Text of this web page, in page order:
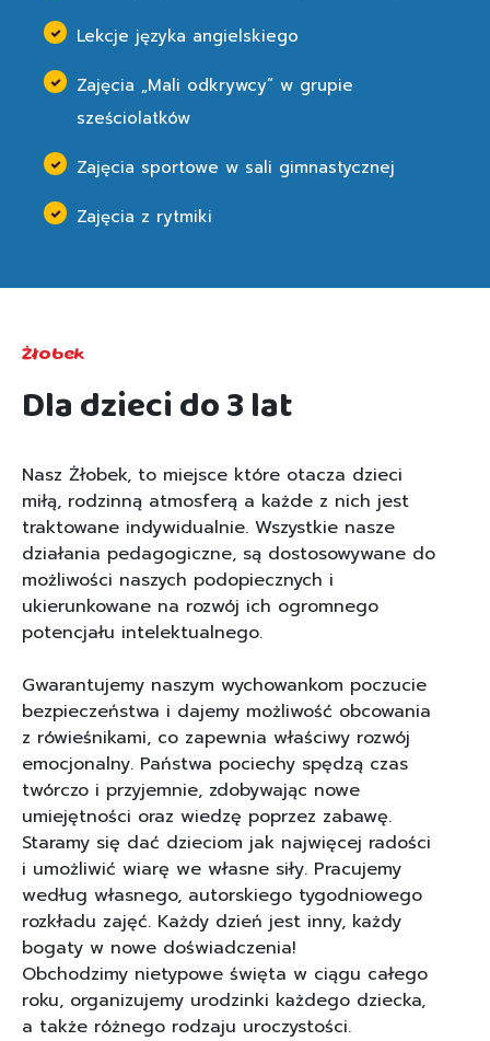
Lekcje języka angielskiego
Zajęcia „Mali odkrywcy” w grupie
sześciolatków
Zajęcia sportowe w sali gimnastycznej
Zajęcia z rytmiki
Żłobek
Dla dzieci do 3 lat
Nasz Żłobek, to miejsce które otacza dzieci
miłą, rodzinną atmosferą a każde z nich jest
traktowane indywidualnie. Wszystkie nasze
działania pedagogiczne, są dostosowywane do
możliwości naszych podopiecznych i
ukierunkowane na rozwój ich ogromnego
potencjału intelektualnego.
Gwarantujemy naszym wychowankom poczucie
bezpieczeństwa i dajemy możliwość obcowania
z rówieśnikami, co zapewnia właściwy rozwój
emocjonalny. Państwa pociechy spędzą czas
twórczo i przyjemnie, zdobywając nowe
umiejętności oraz wiedzę poprzez zabawę.
Staramy się dać dzieciom jak najwięcej radości
i umożliwić wiarę we własne siły. Pracujemy
według własnego, autorskiego tygodniowego
rozkładu zajęć. Każdy dzień jest inny, każdy
bogaty w nowe doświadczenia!
Obchodzimy nietypowe święta w ciągu całego
roku, organizujemy urodzinki każdego dziecka,
a także różnego rodzaju uroczystości.